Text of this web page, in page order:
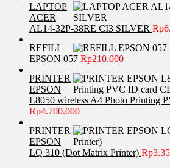
LAPTOP
ACER
AL14-32P-38RE CI3 SILVER Rp
REFILL
EPSON 057 Rp210.000
PRINTER
EPSON
L8050 wireless A4 Photo Printing
Rp4.700.000
PRINTER
EPSON
LQ 310 (Dot Matrix Printer) Rp